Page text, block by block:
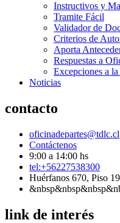
Instructivos y
Tramite Fácil
Validador de
Criterios de
Aporta
Respuestas a
Excepciones a
Noticias
contacto
oficinadepartes@tdlc.cl
Contáctenos
9:00 a 14:00 hs
tel:+56227538300
Huérfanos 670, Piso 19
link de interés